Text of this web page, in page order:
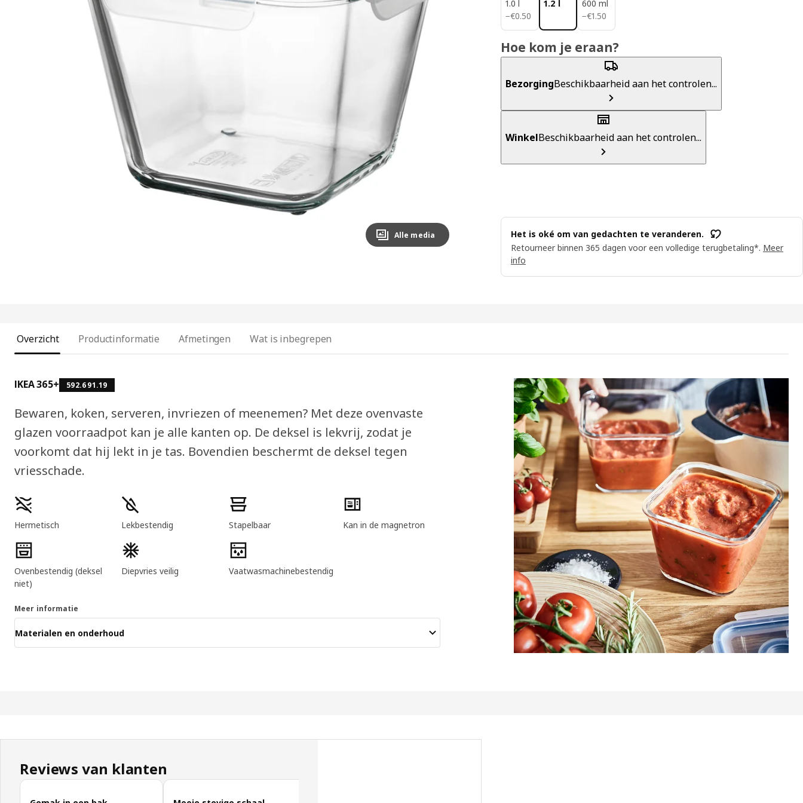
Image zoomed out, normal view
Alle media
1.0 l
−€0.50
€ 0.50
1.2 l
600 ml
−€1.50
€ 1.50
Hoe kom je eraan?
BezorgingBeschikbaarheid aan het controlen...
WinkelBeschikbaarheid aan het controlen...
Het is oké om van gedachten te veranderen.
Retourneer binnen 365 dagen voor een volledige terugbetaling*. Meer
info
Overzicht Productinformatie Afmetingen Wat is inbegrepen
IKEA 365+ 592.691.19
Bewaren, koken, serveren, invriezen of meenemen? Met deze ovenvaste
glazen voorraadpot kan je alle kanten op. De deksel is lekvrij, zodat je
voorkomt dat hij lekt in je tas. Bovendien beschermt de deksel tegen
vriesschade.
Producteigenschappen
Hermetisch Lekbestendig Stapelbaar Kan in de magnetron
Ovenbestendig (deksel
niet)
Diepvries veilig Vaatwasmachinebestendig
Meer informatie
Materialen en onderhoud
Reviews van klanten
Klantbeoordelingen overslaan